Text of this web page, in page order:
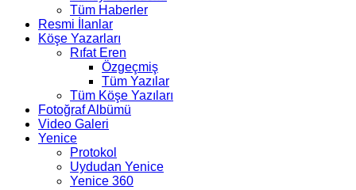
Tüm Haberler
Resmi İlanlar
Köşe Yazarları
Rıfat Eren
Özgeçmiş
Tüm Yazılar
Tüm Köşe Yazıları
Fotoğraf Albümü
Video Galeri
Yenice
Protokol
Uydudan Yenice
Yenice 360